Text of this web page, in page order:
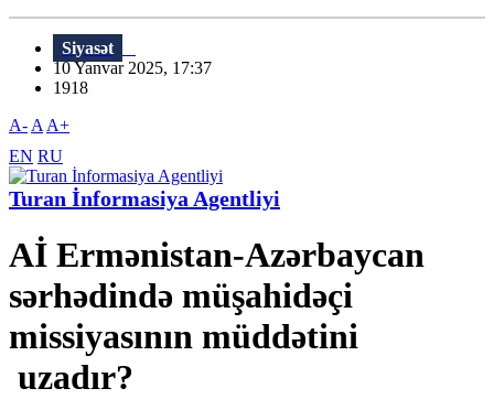
Siyasət
10 Yanvar 2025, 17:37
1918
A- A A+
EN RU
Turan İnformasiya Agentliyi
Aİ Ermənistan-Azərbaycan
sərhədində müşahidəçi
missiyasının müddətini
uzadır?